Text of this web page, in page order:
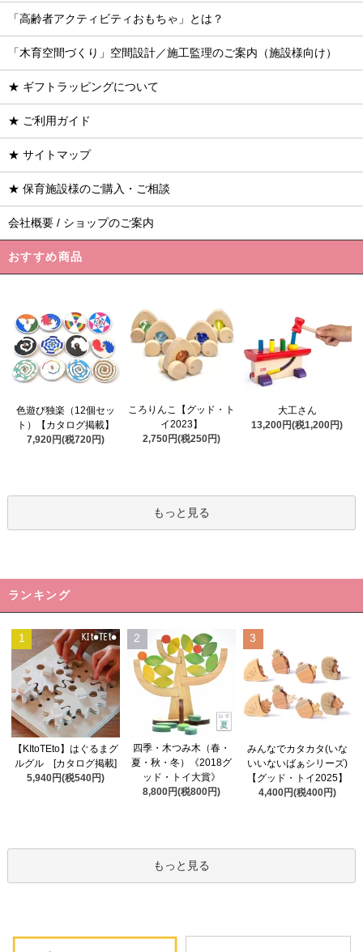
「高齢者アクティビティおもちゃ」とは？
「木育空間づくり」空間設計／施工監理のご案内（施設様向け）
★ ギフトラッピングについて
★ ご利用ガイド
★ サイトマップ
★ 保育施設様のご購入・ご相談
会社概要 / ショップのご案内
おすすめ商品
色遊び独楽（12個セッ
ト）【カタログ掲載】
7,920円(税720円)
ころりんこ【グッド・ト
イ2023】
2,750円(税250円)
大工さん
13,200円(税1,200円)
もっと見る
ランキング
1
【KItoTEto】はぐるまグ
ルグル [カタログ掲載]
5,940円(税540円)
2
四季・木つみ木（春・
夏・秋・冬）《2018グ
ッド・トイ大賞》
8,800円(税800円)
3
みんなでカタカタ(いな
いいないばぁシリーズ)
【グッド・トイ2025】
4,400円(税400円)
もっと見る